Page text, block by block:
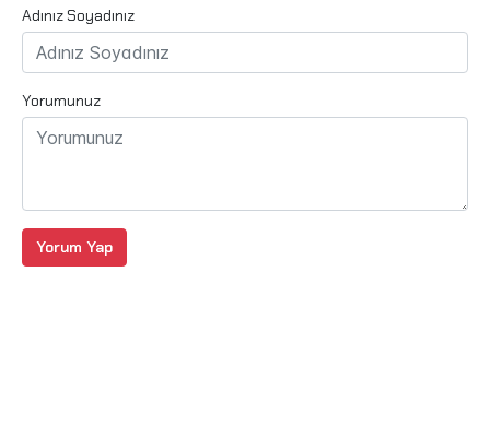
Adınız Soyadınız
Yorumunuz
Yorum Yap